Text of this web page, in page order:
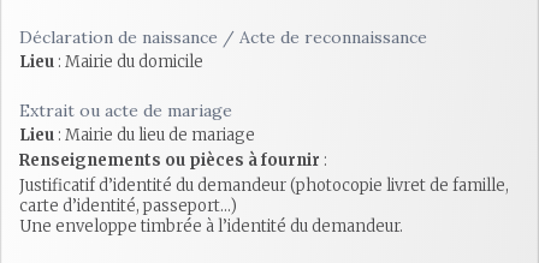
Déclaration de naissance / Acte de reconnaissance
Lieu : Mairie du domicile
Extrait ou acte de mariage
Lieu : Mairie du lieu de mariage
Renseignements ou pièces à fournir :
Justificatif d’identité du demandeur (photocopie livret de famille,
carte d’identité, passeport...)
Une enveloppe timbrée à l’identité du demandeur.